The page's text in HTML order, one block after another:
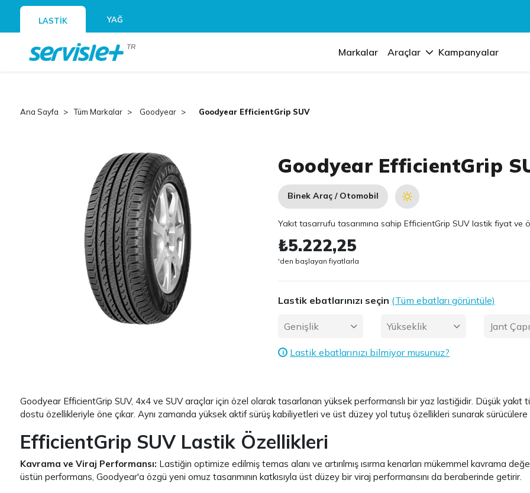
LASTİK YAĞ
TR Markalar Araçlar Kampanyalar
Ana Sayfa Tüm Markalar Goodyear Goodyear EfficientGrip SUV
Goodyear EfficientGrip
Binek Araç / Otomobil
Yakıt tasarrufu tasarımına sahip EfficientGrip SUV lastik fiyat ve
₺5.222,25
'den başlayan fiyatlarla
Lastik ebatlarınızı seçin (Tüm ebatları görüntüle)
Genişlik Yükseklik Jant Çapı
i Lastik ebatlarınızı bilmiyor musunuz?
Goodyear EfficientGrip SUV, 4x4 ve SUV araçlar için özel olarak tasarlanan yüksek performanslı bir yaz lastiğidir. Düşük
dostu özellikleriyle öne çıkar. Aynı zamanda yüksek aktif sürüş kabiliyetleri ve üst düzey yol tutuş özellikleri sunarak
EfficientGrip SUV Lastik Özellikleri
Kavrama ve Viraj Performansı: Lastiğin optimize edilmiş temas alanı ve artırılmış ısırma kenarları mükemmel kavrama
üstün performans, Goodyear'a özgü yeni omuz tasarımının katkısıyla üst düzey bir viraj performansını da beraberinde getirir.